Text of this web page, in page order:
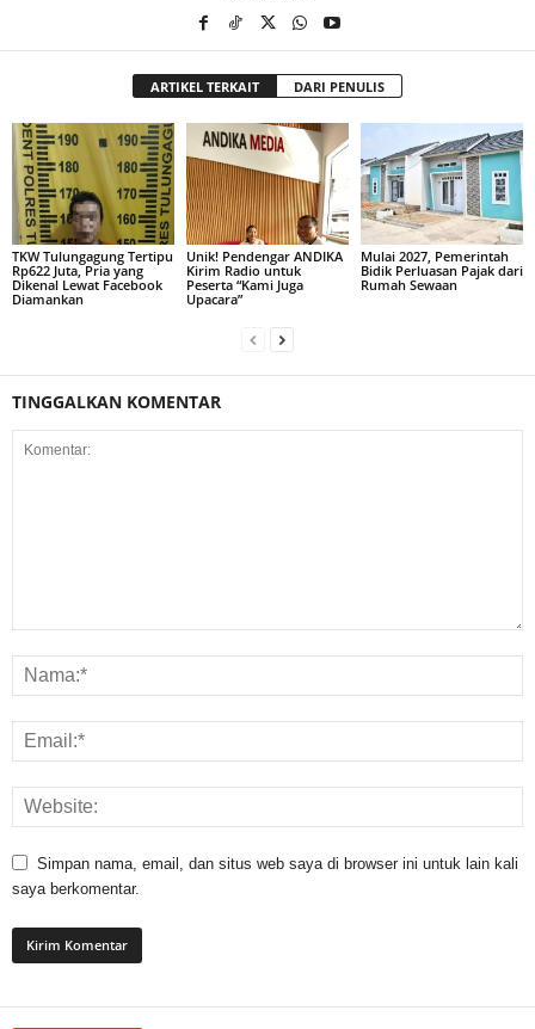
ARTIKEL TERKAIT DARI PENULIS
TKW Tulungagung Tertipu
Rp622 Juta, Pria yang
Dikenal Lewat Facebook
Diamankan
Unik! Pendengar ANDIKA
Kirim Radio untuk
Peserta “Kami Juga
Upacara”
Mulai 2027, Pemerintah
Bidik Perluasan Pajak dari
Rumah Sewaan
TINGGALKAN KOMENTAR
Simpan nama, email, dan situs web saya di browser ini untuk lain kali
saya berkomentar.